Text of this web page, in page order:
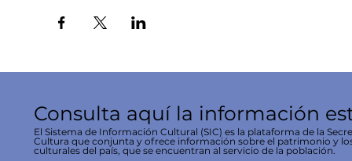
Consulta aquí la información
El Sistema de Información Cultural (SIC) es la plataforma de la
Cultura que conjunta y ofrece información sobre el patrimonio y
culturales del país, que se encuentran al servicio de la población.